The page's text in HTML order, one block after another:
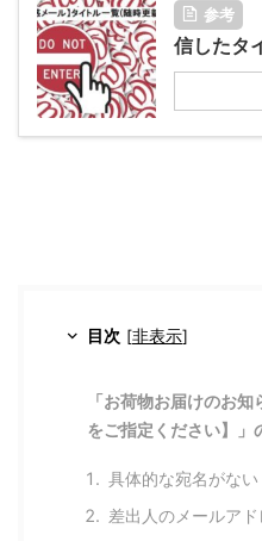
参考
信したタ
目次 [非表示]
「お荷物お届けのお
をご指定ください】」
具体的な宛名がない
差出人のメールア